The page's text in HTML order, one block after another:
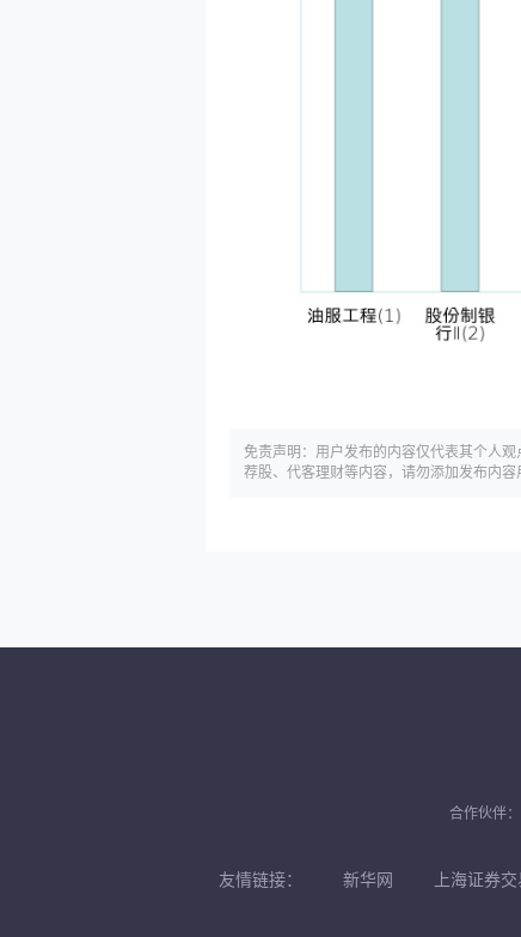
免责声明：用户发布的内容仅代表其个人
荐股、代客理财等内容，请勿添加发布内容
合作伙伴：
友情链接： 新华网 上海证券